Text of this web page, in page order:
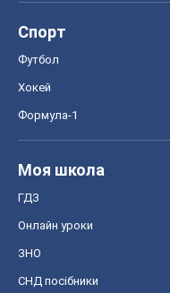
Спорт
Футбол
Хокей
Формула-1
Моя школа
ГДЗ
Онлайн уроки
ЗНО
СНД посібники